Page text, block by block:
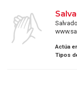
Actúa
Tipos